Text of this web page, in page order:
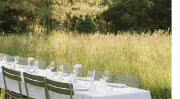
informels. Que vous prépariez un séminaire entreprise
près de Paris ou une retraite bien-être dans une
cette checklist vous aide à structurer chaque étape.
qu’un séjour réussi naît d’un équilibre simple : un
fluide et des moments humains qui restent.